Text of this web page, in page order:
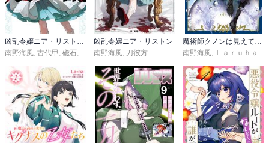
凶乱令嬢ニア・リストン 病弱令嬢に転生した神殺しの武人の華麗なる無双録
南野海風, 古代甲 , 磁石, 刀彼方
凶乱令嬢ニア・リストン
南野海風, 刀彼方
魔術師クノンは見えている
南野海風, Ｌａｒｕｈａ